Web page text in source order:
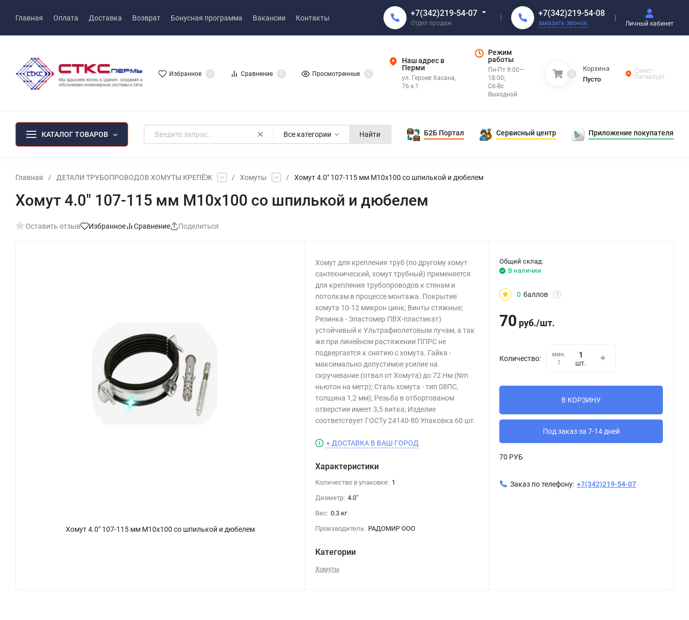
Главная Оплата Доставка Возврат Бонусная программа Вакансии Контакты +7(342)219-54-07
Отдел продаж
+7(342)219-54-08
заказать звонок Личный кабинет
Избранное 0 Сравнение 0 Просмотренные 0
Наш адрес в
Перми
ул. Героев Хасана,
76 к.1
Режим
работы
Пн-Пт 9:00—
18:00;
Сб-Вс
Выходной
0
Корзина
Пусто
Санкт-
Петербург
КАТАЛОГ ТОВАРОВ Все категории Найти Б2Б Портал Сервисный центр Приложение покупателя
Главная / ДЕТАЛИ ТРУБОПРОВОДОВ ХОМУТЫ КРЕПЁЖ / Хомуты / Хомут 4.0" 107-115 мм М10х100 со шпилькой и дюбелем
Хомут 4.0" 107-115 мм М10х100 со шпилькой и дюбелем
Оставить отзыв Избранное Сравнение Поделиться
Хомут 4.0" 107-115 мм М10х100 со шпилькой и дюбелем
Хомут для крепления труб (по другому хомут
сантехнический, хомут трубный) применяется
для крепления трубопроводов к стенам и
потолкам в процессе монтажа. Покрытие
хомута 10-12 микрон цинк; Винты стяжные;
Резинка - Эластомер ПВХ-пластикат)
устойчивый к Ультрафиолетовым лучам, а так
же при линейном растяжении ППРС не
подвергается к снятию с хомута. Гайка -
максимально допустимое усилие на
скручивание (отвал от Хомута) до 72 Нм (Nm
ньютон на метр); Сталь хомута - тип 08ПС,
толщина 1,2 мм); Резьба в отбортованом
отверстии имеет 3,5 витка; Изделие
соответствует ГОСТу 24140-80 Упаковка 60 шт.
+ ДОСТАВКА В ВАШ ГОРОД
Характеристики
Количество в упаковке: 1
Диаметр: 4.0"
Вес: 0.3 кг
Производитель: РАДОМИР ООО
Категории
Хомуты
Общий склад:
В наличии
0 баллов ?
70 руб./шт.
Количество:
мин.
1
шт.
В КОРЗИНУ
Под заказ за 7-14 дней
70 РУБ
Заказ по телефону: +7(342)219-54-07